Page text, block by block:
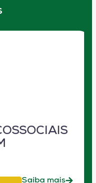
Saiba mais